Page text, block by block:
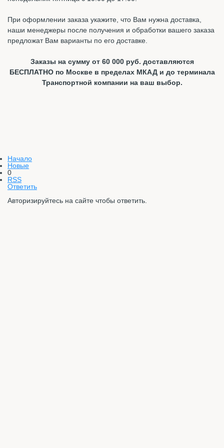
При оформлении заказа укажите, что Вам нужна доставка,
наши менеджеры после получения и обработки вашего заказа
предложат Вам варианты по его доставке.
Заказы на сумму от 60 000 руб. доставляются
БЕСПЛАТНО по Москве в пределах МКАД и до терминала
Транспортной компании на ваш выбор.
Начало
Новые
0
RSS
Ответить
Авторизируйтесь на сайте чтобы ответить.